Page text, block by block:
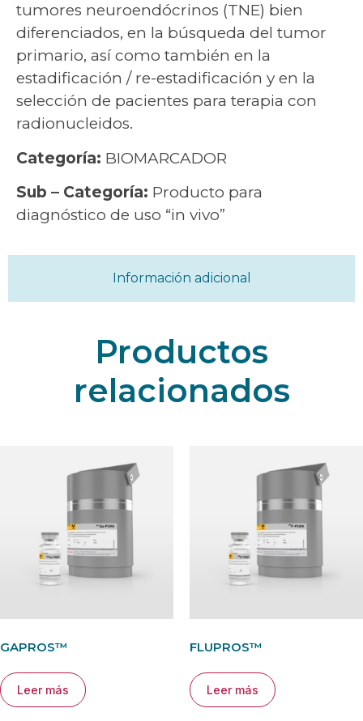
Información adicional
tumores neuroendócrinos (TNE) bien
diferenciados, en la búsqueda del tumor
primario, así como también en la
estadificación / re-estadificación y en la
selección de pacientes para terapia con
radionucleidos.
Categoría: BIOMARCADOR
Sub – Categoría: Producto para
diagnóstico de uso “in vivo”
Productos
relacionados
GAPROS™
Leer más
FLUPROS™
Leer más